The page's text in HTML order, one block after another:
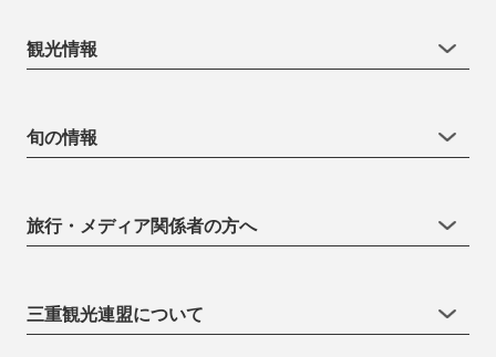
観光情報
旬の情報
旅行・メディア関係者の方へ
三重観光連盟について